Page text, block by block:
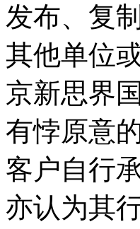
发布、复
其他单位
京新思界
有悖原意
客户自行
亦认为其